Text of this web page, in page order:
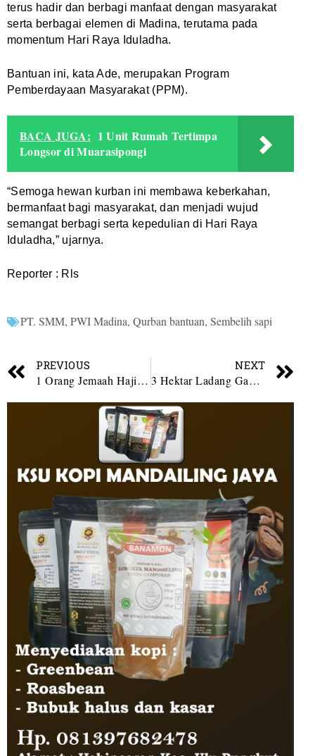
terus hadir dan berbagi manfaat dengan masyarakat
serta berbagai elemen di Madina, terutama pada
momentum Hari Raya Iduladha.
Bantuan ini, kata Ade, merupakan Program
Pemberdayaan Masyarakat (PPM).
BACA JUGA: 1 Unit Rumah Tertimpa
Longsor di Muarasipongi
“Semoga hewan kurban ini membawa keberkahan,
bermanfaat bagi masyarakat, dan menjadi wujud
semangat berbagi serta kepedulian di Hari Raya
Iduladha,” ujarnya.
Reporter : Rls
PT. SMM, PWI Madina, Qurban bantuan, Sembelih sapi
PREVIOUS
1 Orang Jemaah Haji Asal Mandailing Natal Meninggal Dunia
NEXT
3 Hektar Ladang Ganja Kembali Ditemukan di Kawasan Tor Sihite